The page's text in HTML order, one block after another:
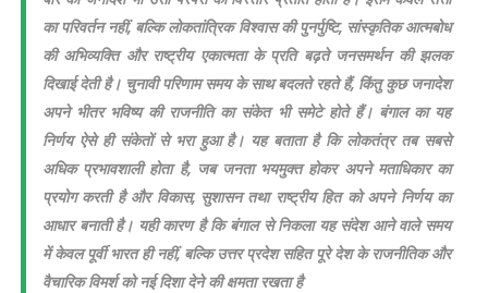
का परिवर्तन नहीं, बल्कि लोकतांत्रिक विश्वास की पुनर्पुष्टि, सांस्कृतिक आत्मबोध
की अभिव्यक्ति और राष्ट्रीय एकात्मता के प्रति बढ़ते जनसमर्थन की झलक
दिखाई देती है। चुनावी परिणाम समय के साथ बदलते रहते हैं, किंतु कुछ जनादेश
अपने भीतर भविष्य की राजनीति का संकेत भी समेटे होते हैं। बंगाल का यह
निर्णय ऐसे ही संकेतों से भरा हुआ है। यह बताता है कि लोकतंत्र तब सबसे
अधिक प्रभावशाली होता है, जब जनता भयमुक्त होकर अपने मताधिकार का
प्रयोग करती है और विकास, सुशासन तथा राष्ट्रीय हित को अपने निर्णय का
आधार बनाती है। यही कारण है कि बंगाल से निकला यह संदेश आने वाले समय
में केवल पूर्वी भारत ही नहीं, बल्कि उत्तर प्रदेश सहित पूरे देश के राजनीतिक और
वैचारिक विमर्श को नई दिशा देने की क्षमता रखता है